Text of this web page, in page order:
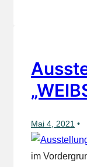
Mai 4, 2021
im